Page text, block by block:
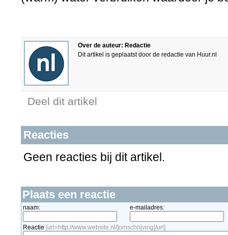
Over de auteur: Redactie
Dit artikel is geplaatst door de redactie van Huur.nl
Deel dit artikel
Reacties
Geen reacties bij dit artikel.
Plaats een reactie
naam: e-mailadres:
Reactie [url=http://www.website.nl/]omschrijving[/url]